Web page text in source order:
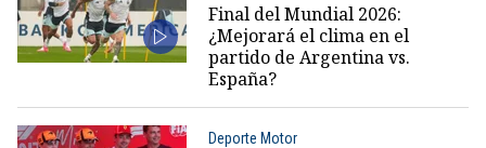
Final del Mundial 2026:
¿Mejorará el clima en el
partido de Argentina vs.
España?
Deporte Motor